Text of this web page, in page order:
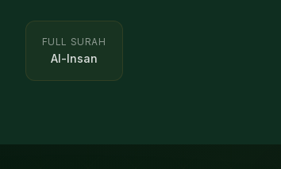
FULL SURAH
Al-Insan